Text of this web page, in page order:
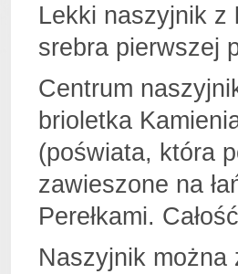
Lekki naszyjnik z
srebra pierwszej
Centrum
brioletka
(poświata, która
zawieszone na
Perełkami.
Naszyjnik można